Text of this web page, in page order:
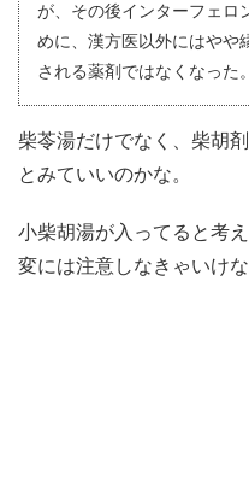
が、その後インターフェロ
めに、漢方医以外にはやや
される薬剤ではなくなった。
柴苓湯だけでなく、柴胡
とみていいのかな。
小柴胡湯が入ってると考
変には注意しなきゃいけな